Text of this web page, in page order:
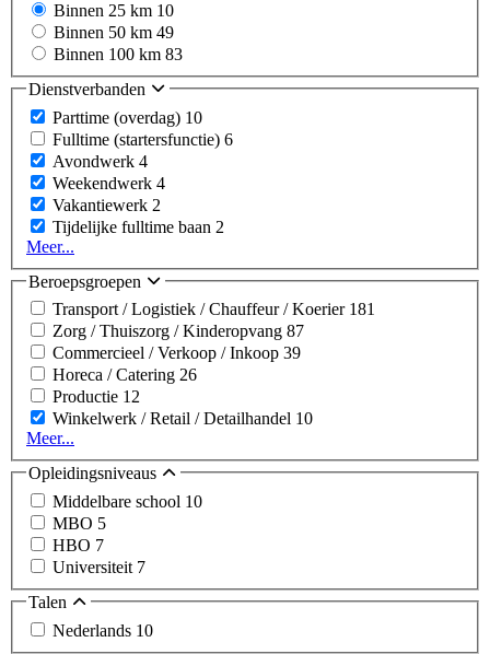
Binnen 25 km 10
Binnen 50 km 49
Binnen 100 km 83
Dienstverbanden
Parttime (overdag) 10
Fulltime (startersfunctie) 6
Avondwerk 4
Weekendwerk 4
Vakantiewerk 2
Tijdelijke fulltime baan 2
Meer...
Beroepsgroepen
Transport / Logistiek / Chauffeur / Koerier 181
Zorg / Thuiszorg / Kinderopvang 87
Commercieel / Verkoop / Inkoop 39
Horeca / Catering 26
Productie 12
Winkelwerk / Retail / Detailhandel 10
Meer...
Opleidingsniveaus
Middelbare school 10
MBO 5
HBO 7
Universiteit 7
Talen
Nederlands 10